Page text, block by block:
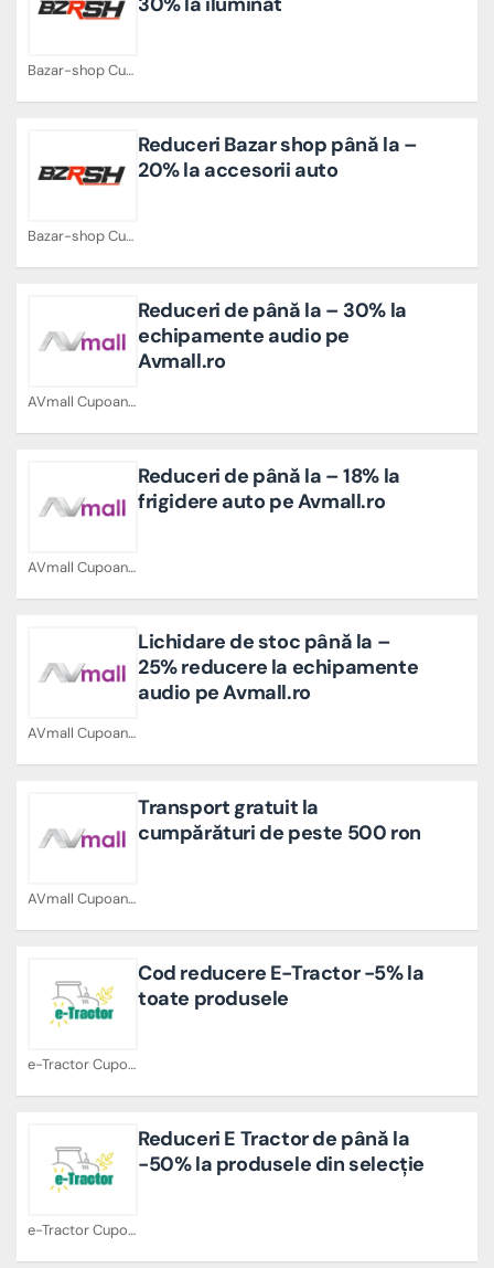
Bazar-shop Cupoane
Bazar-shop Cupoane
Reduceri Bazar shop până la –
20% la accesorii auto
AVmall Cupoane
Reduceri de până la – 30% la
echipamente audio pe
Avmall.ro
AVmall Cupoane
Reduceri de până la – 18% la
frigidere auto pe Avmall.ro
AVmall Cupoane
Lichidare de stoc până la –
25% reducere la echipamente
audio pe Avmall.ro
AVmall Cupoane
Transport gratuit la
cumpărături de peste 500 ron
e-Tractor Cupoane
Cod reducere E-Tractor -5% la
toate produsele
e-Tractor Cupoane
Reduceri E Tractor de până la
-50% la produsele din selecție